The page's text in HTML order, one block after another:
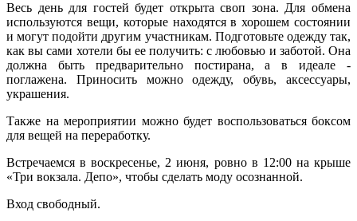
Весь день для гостей будет открыта своп зона. Для обмена
используются вещи, которые находятся в хорошем состоянии
и могут подойти другим участникам. Подготовьте одежду так,
как вы сами хотели бы ее получить: с любовью и заботой. Она
должна быть предварительно постирана, а в идеале -
поглажена. Приносить можно одежду, обувь, аксессуары,
украшения.
Также на мероприятии можно будет воспользоваться боксом
для вещей на переработку.
Встречаемся в воскресенье, 2 июня, ровно в 12:00 на крыше
«Три вокзала. Депо», чтобы сделать моду осознанной.
Вход свободный.